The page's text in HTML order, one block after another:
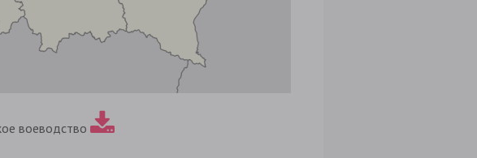
воеводство